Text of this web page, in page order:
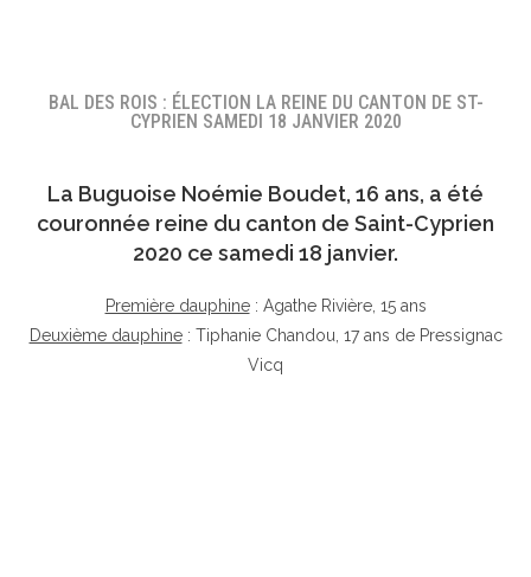
BAL DES ROIS : ÉLECTION LA REINE DU CANTON DE ST-
CYPRIEN SAMEDI 18 JANVIER 2020
La Buguoise Noémie Boudet, 16 ans, a été
couronnée reine du canton de Saint-Cyprien
2020 ce samedi 18 janvier.
Première dauphine: Agathe Rivière, 15 ans
Deuxième dauphine: Tiphanie Chandou, 17 ans de Pressignac
Vicq